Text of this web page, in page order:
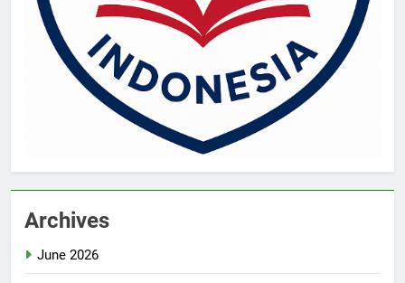
Archives
June 2026